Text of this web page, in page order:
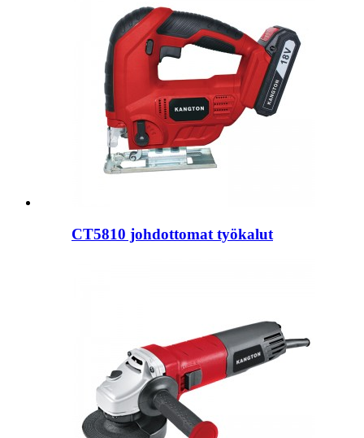
CT5810 johdottomat työkalut